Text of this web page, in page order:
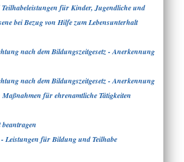
für Kinder, Jugendliche und
bei Bezug von Hilfe zum Lebensunterhalt
nach dem Bildungszeitgesetz - Anerkennung
nach dem Bildungszeitgesetz - Anerkennung
für ehrenamtliche Tätigkeiten
Leistungen für Bildung und Teilhabe